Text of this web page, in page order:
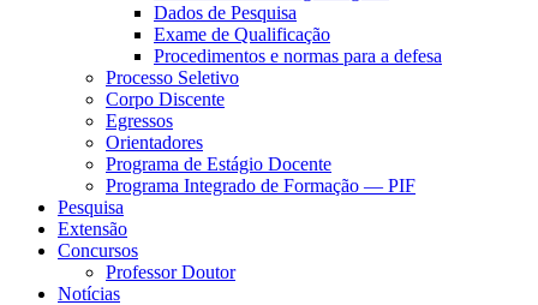
Dados de Pesquisa
Exame de Qualificação
Procedimentos e normas para a defesa
Processo Seletivo
Corpo Discente
Egressos
Orientadores
Programa de Estágio Docente
Programa Integrado de Formação — PIF
Pesquisa
Extensão
Concursos
Professor Doutor
Notícias